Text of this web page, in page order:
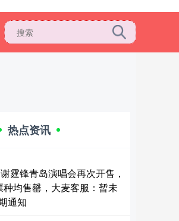
热点资讯
霆锋青岛演唱会再次开售，
种均售罄，大麦客服：暂未
通知